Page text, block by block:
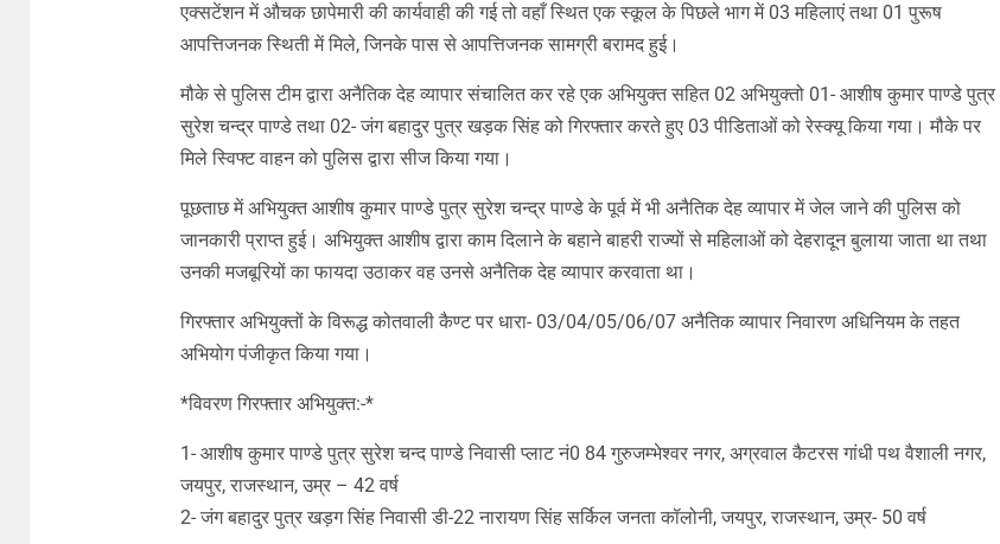
एक्सटेंशन में औचक छापेमारी की कार्यवाही की गई तो वहाँ स्थित एक स्कूल के पिछले भाग में 03 महिलाएं तथा 01 पुरूष
आपत्तिजनक स्थिती में मिले, जिनके पास से आपत्तिजनक सामग्री बरामद हुई।
मौके से पुलिस टीम द्वारा अनैतिक देह व्यापार संचालित कर रहे एक अभियुक्त सहित 02 अभियुक्तो 01- आशीष कुमार पाण्डे पुत्र
सुरेश चन्द्र पाण्डे तथा 02- जंग बहादुर पुत्र खड़क सिंह को गिरफ्तार करते हुए 03 पीडिताओं को रेस्क्यू किया गया। मौके पर
मिले स्विफ्ट वाहन को पुलिस द्वारा सीज किया गया।
पूछताछ में अभियुक्त आशीष कुमार पाण्डे पुत्र सुरेश चन्द्र पाण्डे के पूर्व में भी अनैतिक देह व्यापार में जेल जाने की पुलिस को
जानकारी प्राप्त हुई। अभियुक्त आशीष द्वारा काम दिलाने के बहाने बाहरी राज्यों से महिलाओं को देहरादून बुलाया जाता था तथा
उनकी मजबूरियों का फायदा उठाकर वह उनसे अनैतिक देह व्यापार करवाता था।
गिरफ्तार अभियुक्तों के विरूद्ध कोतवाली कैण्ट पर धारा- 03/04/05/06/07 अनैतिक व्यापार निवारण अधिनियम के तहत
अभियोग पंजीकृत किया गया।
*विवरण गिरफ्तार अभियुक्त:-*
1- आशीष कुमार पाण्डे पुत्र सुरेश चन्द पाण्डे निवासी प्लाट नं0 84 गुरुजम्भेश्वर नगर, अग्रवाल कैटरस गांधी पथ वैशाली नगर,
जयपुर, राजस्थान, उम्र – 42 वर्ष
2- जंग बहादुर पुत्र खड़ग सिंह निवासी डी-22 नारायण सिंह सर्किल जनता कॉलोनी, जयपुर, राजस्थान, उम्र- 50 वर्ष